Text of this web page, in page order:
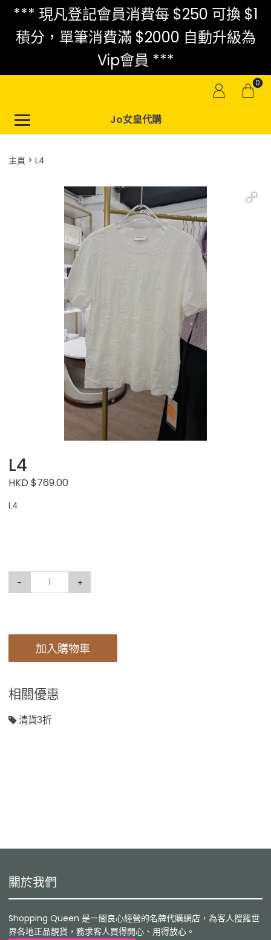
*** 現凡登記會員消費每 $250 可換 $1
積分，單筆消費滿 $2000 自動升級為
Vip會員 ***
0
Jo女皇代購
主頁 L4
L4
HKD $769.00
L4
- +
加入購物車
相關優惠
清貨3折
關於我們
Shopping Queen 是一間良心經營的名牌代購網店，為客人搜羅世
界各地正品靚貨，務求客人買得開心、用得放心。